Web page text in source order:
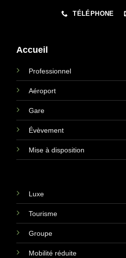
TÉLÉPHONE
Accueil
Professionnel
Aéroport
Gare
Évèvement
Mise à disposition
Luxe
Tourisme
Groupe
Mobilité réduite